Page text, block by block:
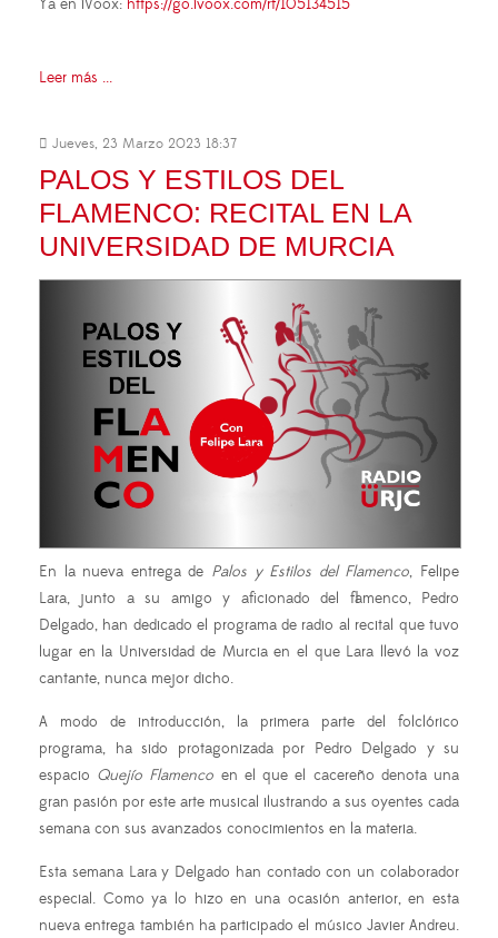
Ya en iVoox: https://go.ivoox.com/rf/105134515
Leer más ...
Jueves, 23 Marzo 2023 18:37
PALOS Y ESTILOS DEL
FLAMENCO: RECITAL EN LA
UNIVERSIDAD DE MURCIA
En la nueva entrega de Palos y Estilos del Flamenco, Felipe
Lara, junto a su amigo y aficionado del flamenco, Pedro
Delgado, han dedicado el programa de radio al recital que tuvo
lugar en la Universidad de Murcia en el que Lara llevó la voz
cantante, nunca mejor dicho.
A modo de introducción, la primera parte del folclórico
programa, ha sido protagonizada por Pedro Delgado y su
espacio Quejío Flamenco en el que el cacereño denota una
gran pasión por este arte musical ilustrando a sus oyentes cada
semana con sus avanzados conocimientos en la materia.
Esta semana Lara y Delgado han contado con un colaborador
especial. Como ya lo hizo en una ocasión anterior, en esta
nueva entrega también ha participado el músico Javier Andreu.